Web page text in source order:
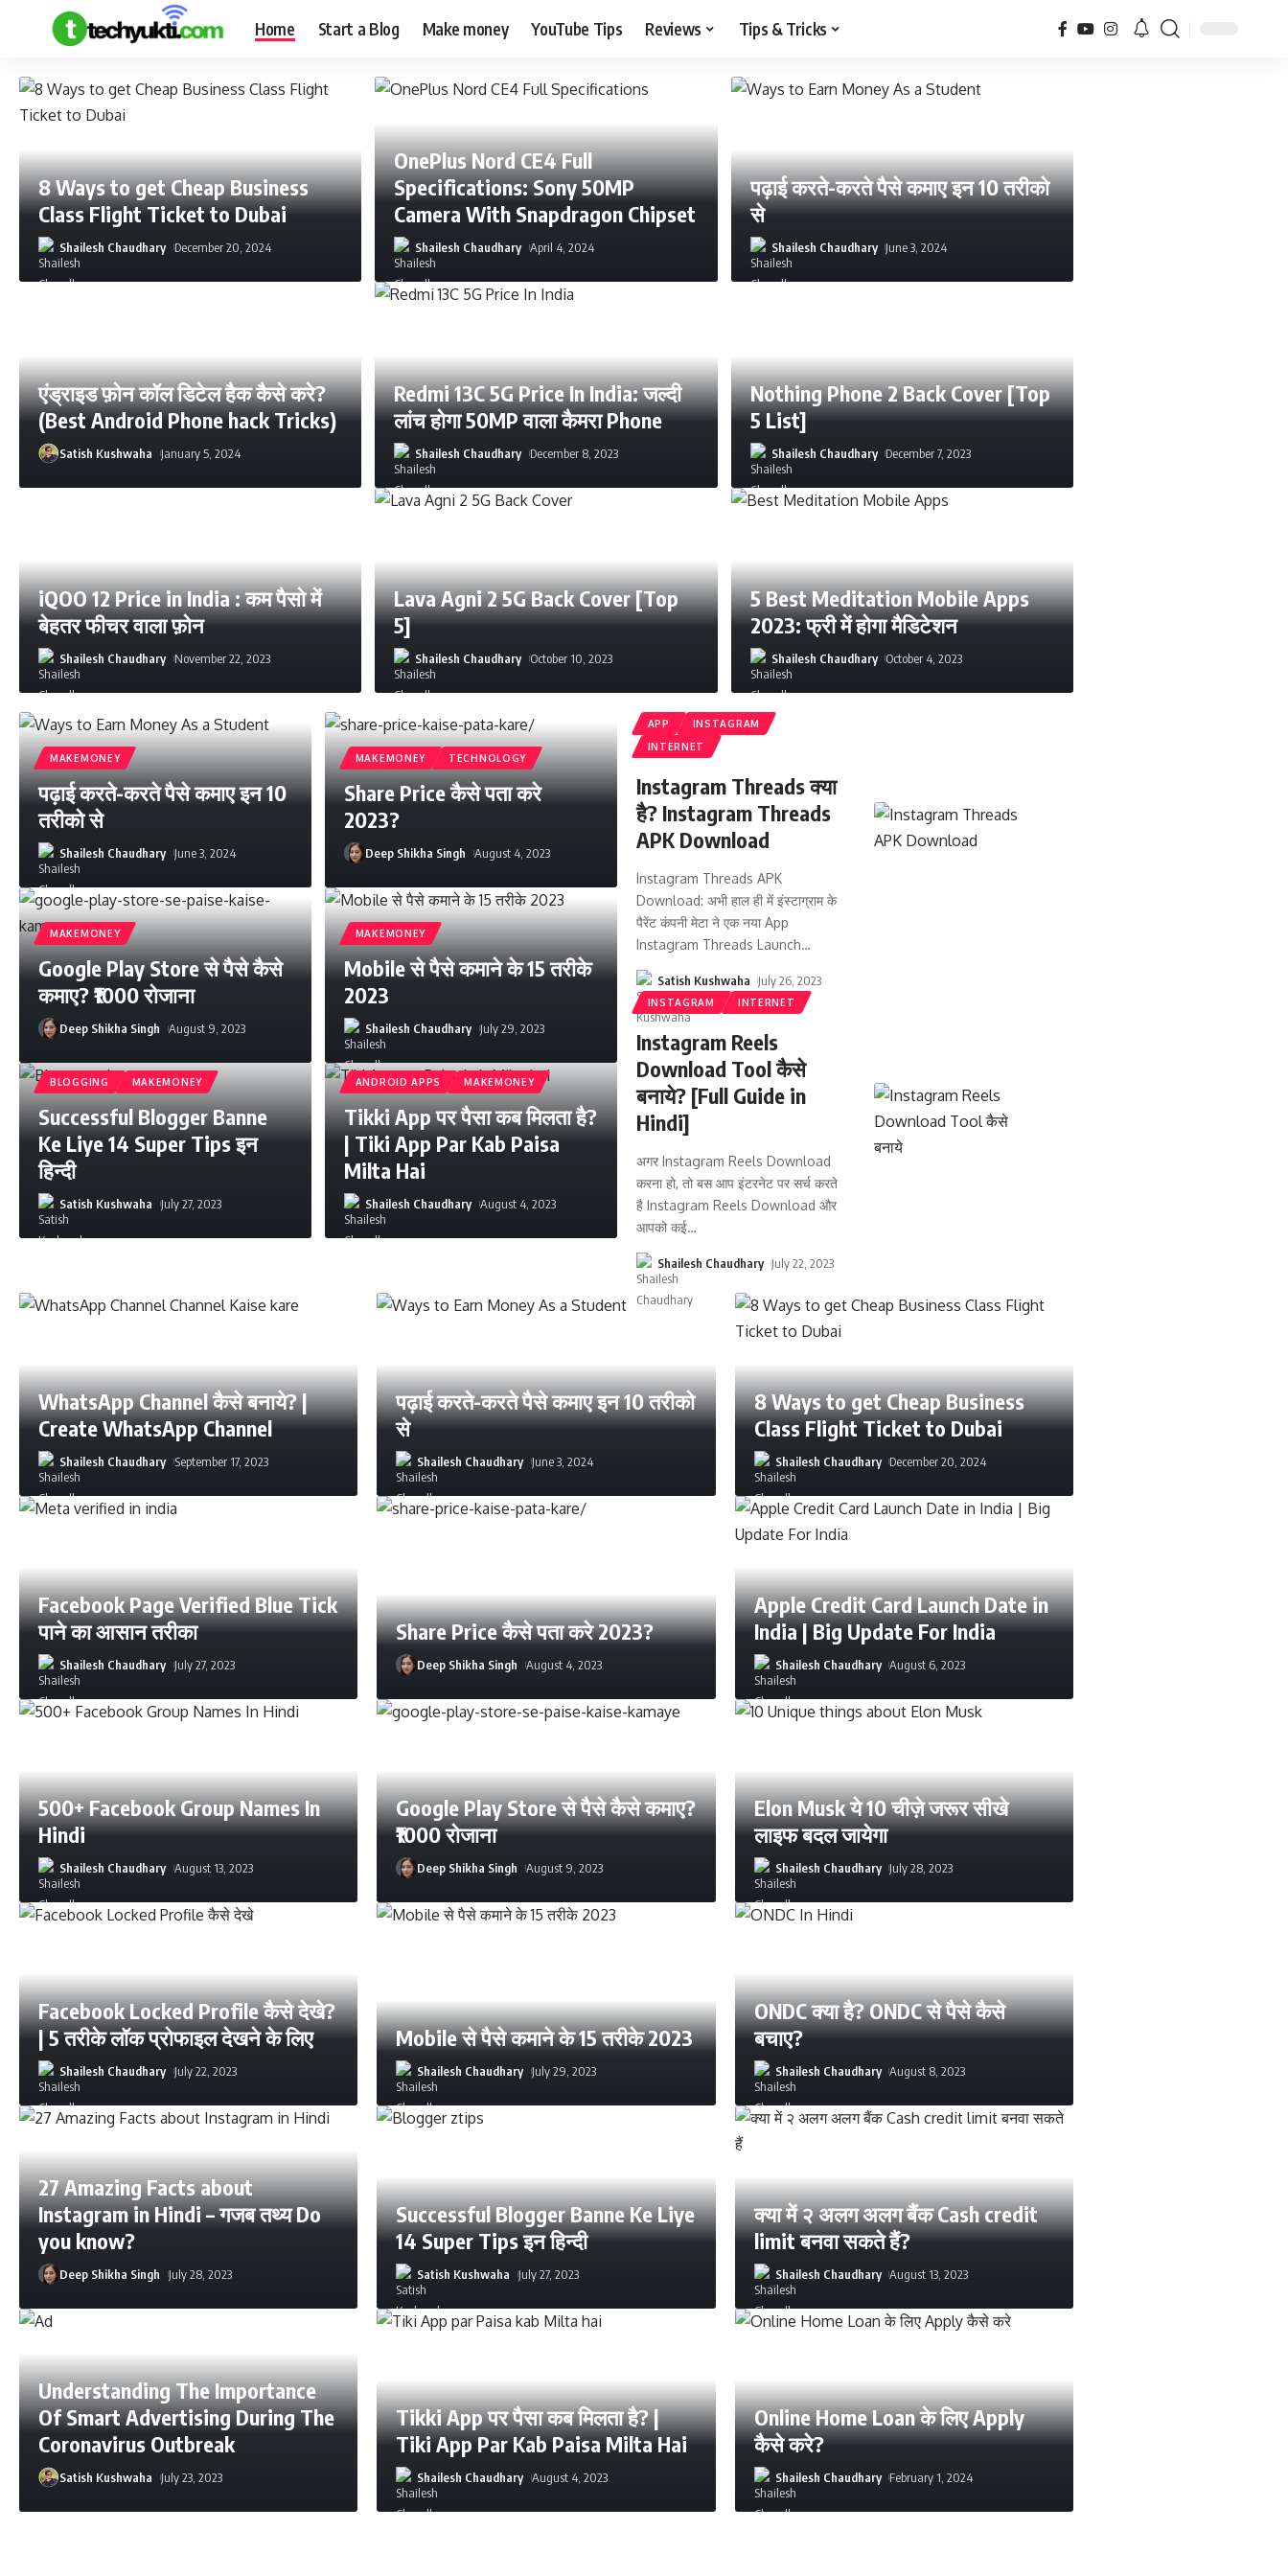
Home Start a Blog Make money YouTube Tips Reviews Tips & Tricks
8 Ways to get Cheap Business
Class Flight Ticket to Dubai
Shailesh Chaudhary December 20, 2024
OnePlus Nord CE4 Full
Specifications: Sony 50MP
Camera With Snapdragon Chipset
Shailesh Chaudhary April 4, 2024
पढ़ाई करते-करते पैसे कमाए इन 10 तरीको
से
Shailesh Chaudhary June 3, 2024
एंड्राइड फ़ोन कॉल डिटेल हैक कैसे करे?
(Best Android Phone hack Tricks)
Satish Kushwaha January 5, 2024
Redmi 13C 5G Price In India: जल्दी
लांच होगा 50MP वाला कैमरा Phone
Shailesh Chaudhary December 8, 2023
Nothing Phone 2 Back Cover [Top
5 List]
Shailesh Chaudhary December 7, 2023
iQOO 12 Price in India : कम पैसो में
बेहतर फीचर वाला फ़ोन
Shailesh Chaudhary November 22, 2023
Lava Agni 2 5G Back Cover [Top
5]
Shailesh Chaudhary October 10, 2023
5 Best Meditation Mobile Apps
2023: फ्री में होगा मैडिटेशन
Shailesh Chaudhary October 4, 2023
MAKEMONEY
पढ़ाई करते-करते पैसे कमाए इन 10
तरीको से
Shailesh Chaudhary June 3, 2024
MAKEMONEY TECHNOLOGY
Share Price कैसे पता करे
2023?
Deep Shikha Singh August 4, 2023
MAKEMONEY
Google Play Store से पैसे कैसे
कमाए? ₹1000 रोजाना
Deep Shikha Singh August 9, 2023
MAKEMONEY
Mobile से पैसे कमाने के 15 तरीके
2023
Shailesh Chaudhary July 29, 2023
BLOGGING MAKEMONEY
Successful Blogger Banne
Ke Liye 14 Super Tips इन
हिन्दी
Satish Kushwaha July 27, 2023
ANDROID APPS MAKEMONEY
Tikki App पर पैसा कब मिलता है?
| Tiki App Par Kab Paisa
Milta Hai
Shailesh Chaudhary August 4, 2023
APP
INSTAGRAM
INTERNET
Instagram Threads क्या
है? Instagram Threads
APK Download
Instagram Threads APK
Download: अभी हाल ही में इंस्टाग्राम के
पैरेंट कंपनी मेटा ने एक नया App
Instagram Threads Launch…
Satish Kushwaha July 26, 2023
INSTAGRAM INTERNET
Instagram Reels
Download Tool कैसे
बनाये? [Full Guide in
Hindi]
अगर Instagram Reels Download
करना हो, तो बस आप इंटरनेट पर सर्च करते
है Instagram Reels Download और
आपको कई…
Shailesh Chaudhary July 22, 2023
WhatsApp Channel कैसे बनाये? |
Create WhatsApp Channel
Shailesh Chaudhary September 17, 2023
Facebook Page Verified Blue Tick
पाने का आसान तरीका
Shailesh Chaudhary July 27, 2023
500+ Facebook Group Names In
Hindi
Shailesh Chaudhary August 13, 2023
Facebook Locked Profile कैसे देखे?
| 5 तरीके लॉक प्रोफाइल देखने के लिए
Shailesh Chaudhary July 22, 2023
27 Amazing Facts about
Instagram in Hindi – गजब तथ्य Do
you know?
Deep Shikha Singh July 28, 2023
Understanding The Importance
Of Smart Advertising During The
Coronavirus Outbreak
Satish Kushwaha July 23, 2023
पढ़ाई करते-करते पैसे कमाए इन 10 तरीको
से
Shailesh Chaudhary June 3, 2024
Share Price कैसे पता करे 2023?
Deep Shikha Singh August 4, 2023
Google Play Store से पैसे कैसे कमाए?
₹1000 रोजाना
Deep Shikha Singh August 9, 2023
Mobile से पैसे कमाने के 15 तरीके 2023
Shailesh Chaudhary July 29, 2023
Successful Blogger Banne Ke Liye
14 Super Tips इन हिन्दी
Satish Kushwaha July 27, 2023
Tikki App पर पैसा कब मिलता है? |
Tiki App Par Kab Paisa Milta Hai
Shailesh Chaudhary August 4, 2023
8 Ways to get Cheap Business
Class Flight Ticket to Dubai
Shailesh Chaudhary December 20, 2024
Apple Credit Card Launch Date in
India | Big Update For India
Shailesh Chaudhary August 6, 2023
Elon Musk ये 10 चीज़े जरूर सीखे
लाइफ बदल जायेगा
Shailesh Chaudhary July 28, 2023
ONDC क्या है? ONDC से पैसे कैसे
बचाए?
Shailesh Chaudhary August 8, 2023
क्या में २ अलग अलग बैंक Cash credit
limit बनवा सकते हैं?
Shailesh Chaudhary August 13, 2023
Online Home Loan के लिए Apply
कैसे करे?
Shailesh Chaudhary February 1, 2024